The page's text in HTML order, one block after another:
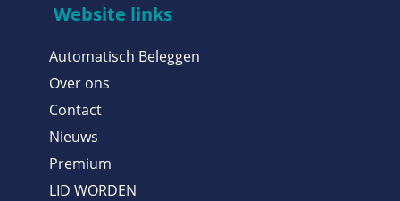
Website links
Automatisch Beleggen
Over ons
Contact
Nieuws
Premium
LID WORDEN